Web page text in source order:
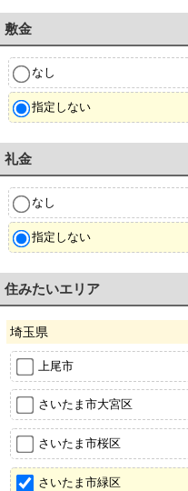
敷金
なし
指定しない
礼金
なし
指定しない
住みたいエリア
埼玉県
上尾市
さいたま市大宮区
さいたま市桜区
さいたま市緑区